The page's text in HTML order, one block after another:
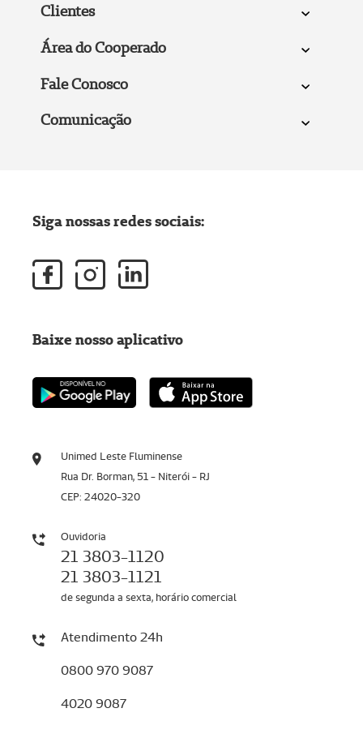
Clientes
Área do Cooperado
Fale Conosco
Comunicação
Unimed Leste Fluminense
Rua Dr. Borman, 51 - Niterói - RJ
CEP: 24020-320
Ouvidoria
21 3803-1120
21 3803-1121
de segunda a sexta, horário comercial
Atendimento 24h
0800 970 9087
4020 9087
Siga nossas redes sociais:
Baixe nosso aplicativo